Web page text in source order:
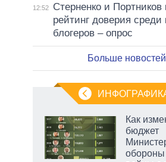
12:52
Стерненко и Портников
рейтинг доверия среди
блогеров – опрос
Больше новостей
Как
бюджет
обороны